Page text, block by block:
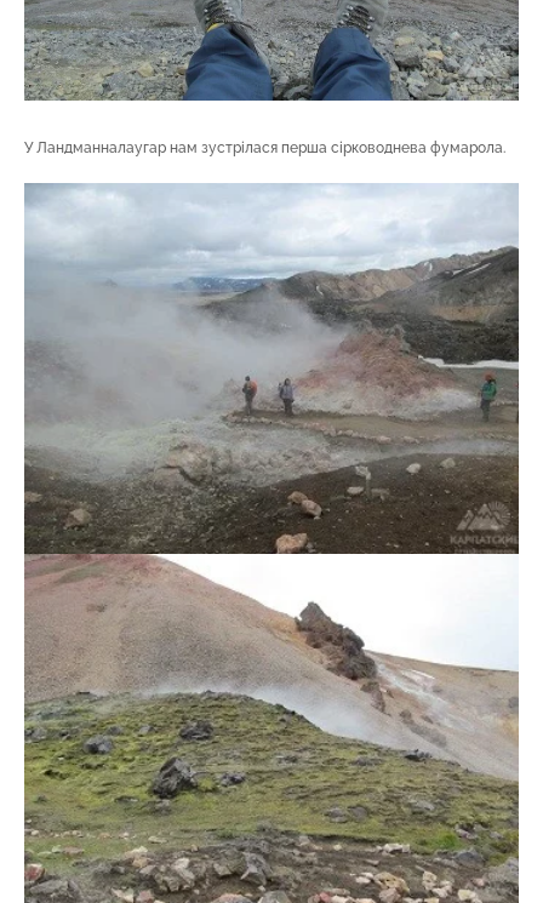
У Ландманналаугар нам зустрілася перша сірководнева фумарола.